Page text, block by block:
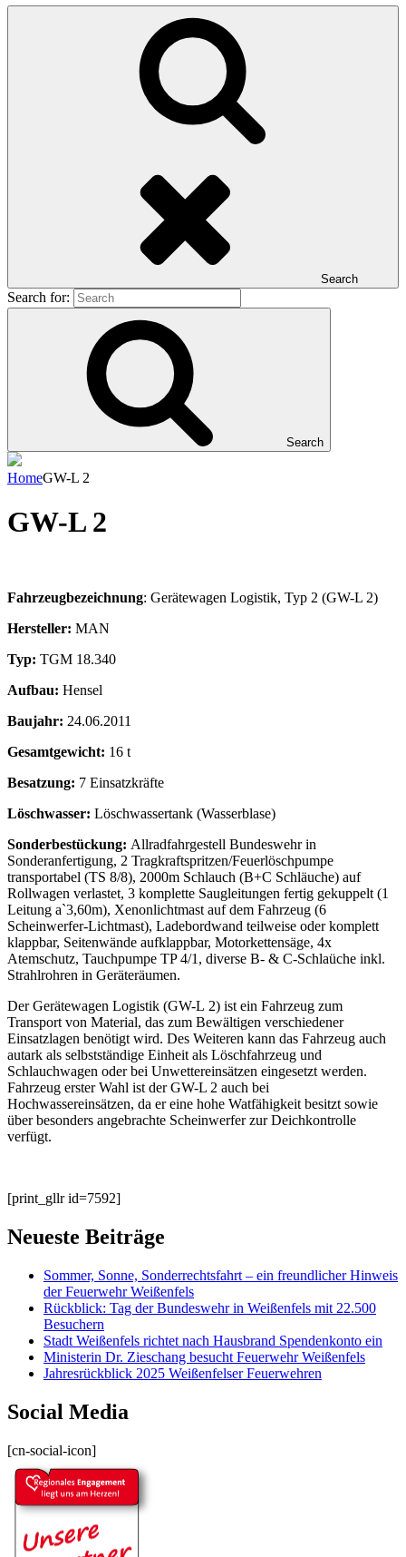
Search
Search for:
Search
HomeGW-L 2
GW-L 2
Fahrzeugbezeichnung: Gerätewagen Logistik, Typ 2 (GW-L 2)
Hersteller: MAN
Typ: TGM 18.340
Aufbau: Hensel
Baujahr: 24.06.2011
Gesamtgewicht: 16 t
Besatzung: 7 Einsatzkräfte
Löschwasser: Löschwassertank (Wasserblase)
Sonderbestückung: Allradfahrgestell Bundeswehr in
Sonderanfertigung, 2 Tragkraftspritzen/Feuerlöschpumpe
transportabel (TS 8/8), 2000m Schlauch (B+C Schläuche) auf
Rollwagen verlastet, 3 komplette Saugleitungen fertig gekuppelt (1
Leitung a`3,60m), Xenonlichtmast auf dem Fahrzeug (6
Scheinwerfer-Lichtmast), Ladebordwand teilweise oder komplett
klappbar, Seitenwände aufklappbar, Motorkettensäge, 4x
Atemschutz, Tauchpumpe TP 4/1, diverse B- & C-Schlaüche inkl.
Strahlrohren in Geräteräumen.
Der Gerätewagen Logistik (GW-L 2) ist ein Fahrzeug zum
Transport von Material, das zum Bewältigen verschiedener
Einsatzlagen benötigt wird. Des Weiteren kann das Fahrzeug auch
autark als selbstständige Einheit als Löschfahrzeug und
Schlauchwagen oder bei Unwettereinsätzen eingesetzt werden.
Fahrzeug erster Wahl ist der GW-L 2 auch bei
Hochwassereinsätzen, da er eine hohe Watfähigkeit besitzt sowie
über besonders angebrachte Scheinwerfer zur Deichkontrolle
verfügt.
[print_gllr id=7592]
Neueste Beiträge
Sommer, Sonne, Sonderrechtsfahrt – ein freundlicher Hinweis
der Feuerwehr Weißenfels
Rückblick: Tag der Bundeswehr in Weißenfels mit 22.500
Besuchern
Stadt Weißenfels richtet nach Hausbrand Spendenkonto ein
Ministerin Dr. Zieschang besucht Feuerwehr Weißenfels
Jahresrückblick 2025 Weißenfelser Feuerwehren
Social Media
[cn-social-icon]